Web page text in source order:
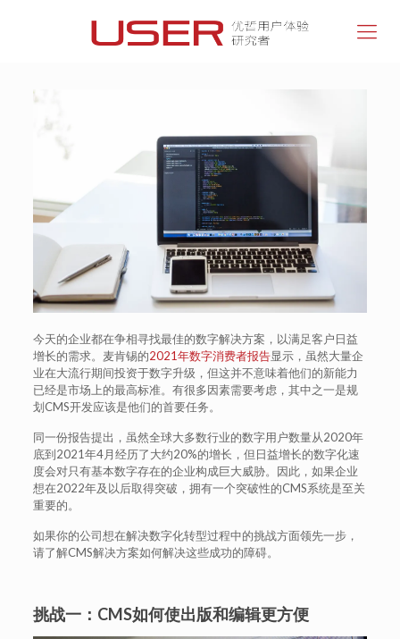
今天的企业都在争相寻找最佳的数字解决方案，以满足客户日益
增长的需求。麦肯锡的2021年数字消费者报告显示，虽然大量企
业在大流行期间投资于数字升级，但这并不意味着他们的新能力
已经是市场上的最高标准。有很多因素需要考虑，其中之一是规
划CMS开发应该是他们的首要任务。
同一份报告提出，虽然全球大多数行业的数字用户数量从2020年
底到2021年4月经历了大约20%的增长，但日益增长的数字化速
度会对只有基本数字存在的企业构成巨大威胁。因此，如果企业
想在2022年及以后取得突破，拥有一个突破性的CMS系统是至关
重要的。
如果你的公司想在解决数字化转型过程中的挑战方面领先一步，
请了解CMS解决方案如何解决这些成功的障碍。
挑战一：CMS如何使出版和编辑更方便